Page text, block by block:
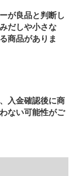
が良品と判断し
だしや小さな
商品がありま
入金確認後に商
ない可能性がご